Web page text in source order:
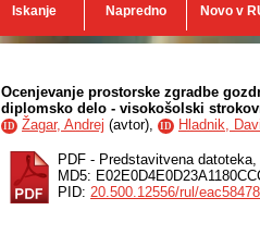
Iskanje Napredno Novo v
Ocenjevanje prostorske zgradbe
diplomsko delo - visokošolski
ID Žagar, Andrej (avtor), ID Hladnik,
PDF - Predstavitvena datoteka,
MD5:
PID: 20.500.12556/rul/